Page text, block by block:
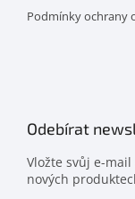
Podmínky ochrany
Odebírat
Vložte svůj e-
nových